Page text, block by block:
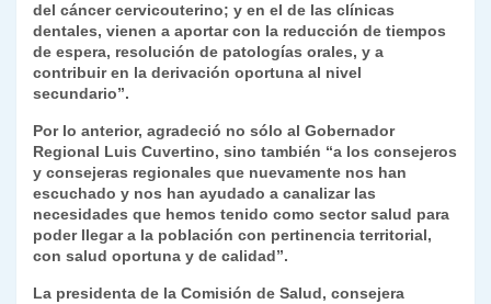
del cáncer cervicouterino; y en el de las clínicas
dentales, vienen a aportar con la reducción de tiempos
de espera, resolución de patologías orales, y a
contribuir en la derivación oportuna al nivel
secundario”.
Por lo anterior, agradeció no sólo al Gobernador
Regional Luis Cuvertino, sino también “a los consejeros
y consejeras regionales que nuevamente nos han
escuchado y nos han ayudado a canalizar las
necesidades que hemos tenido como sector salud para
poder llegar a la población con pertinencia territorial,
con salud oportuna y de calidad”.
La presidenta de la Comisión de Salud, consejera